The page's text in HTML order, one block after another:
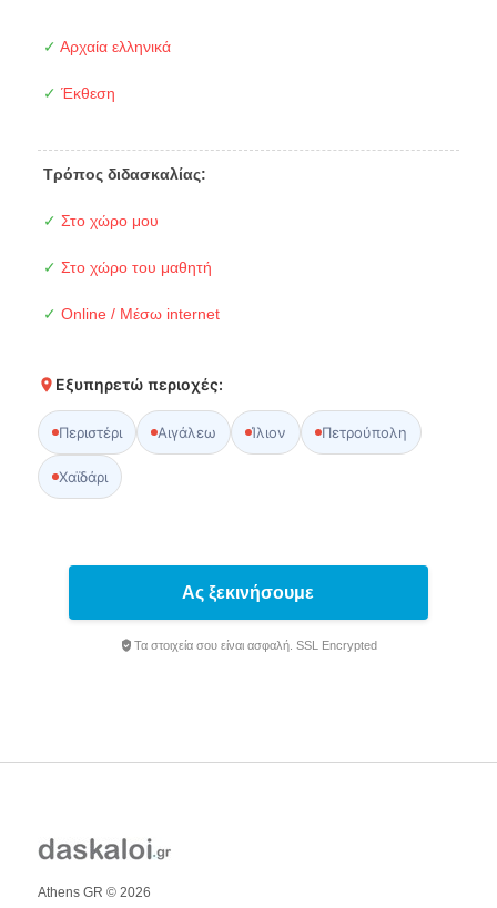
✓ Αρχαία ελληνικά
✓ Έκθεση
Τρόπος διδασκαλίας:
✓ Στο χώρο μου
✓ Στο χώρο του μαθητή
✓ Online / Μέσω internet
Εξυπηρετώ περιοχές:
Περιστέρι Αιγάλεω Ίλιον Πετρούπολη
Χαϊδάρι
Ας ξεκινήσουμε
Τα στοιχεία σου είναι ασφαλή. SSL Encrypted
Athens GR © 2026